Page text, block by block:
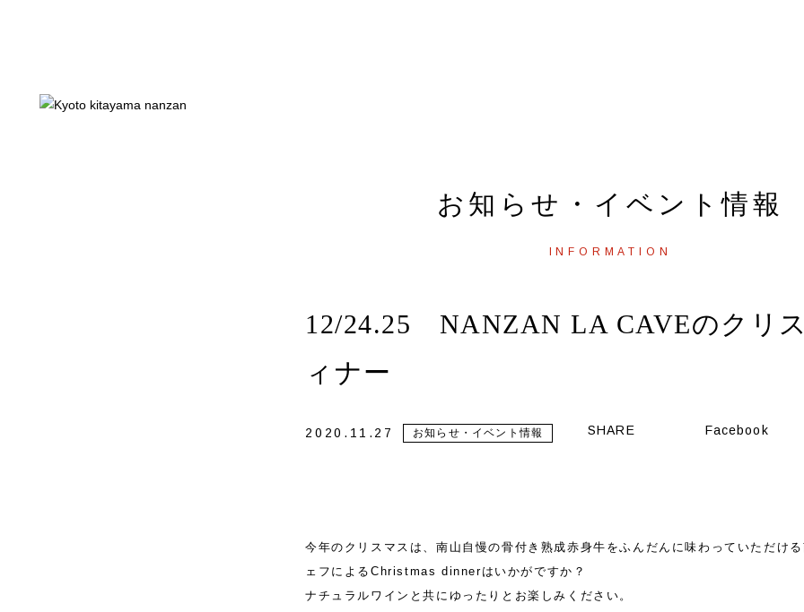
お知らせ・イベント情報
INFORMATION
12/24.25 NANZAN LA CAVEのクリ
ィナー
2020.11.27 お知らせ・イベント情報 SHARE Facebook
今年のクリスマスは、南山自慢の骨付き熟成赤身牛をふんだんに味わっていただけ
ェフによるChristmas dinnerはいかがですか？
ナチュラルワインと共にゆったりとお楽しみください。